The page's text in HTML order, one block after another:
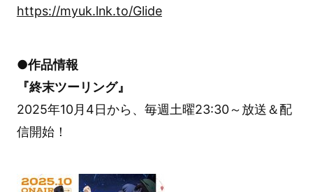
https://myuk.lnk.to/Glide
●作品情報
『終末ツーリング』
2025年10月4日から、毎週土曜23:30～放送＆配
信開始！